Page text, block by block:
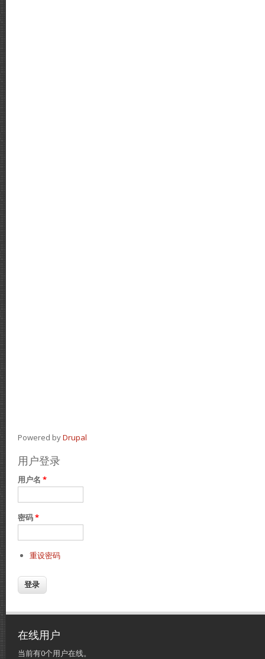
Powered byDrupal
用户登录
用户名 *
密码*
重设密码
在线用户
当前有0个用户在线。